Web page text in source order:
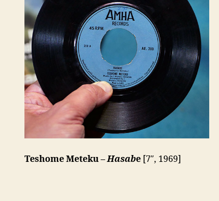
Teshome Meteku –Hasabe [7″, 1969]